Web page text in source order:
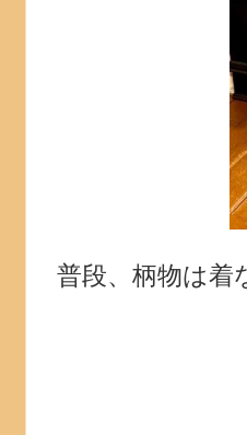
普段、柄物は着